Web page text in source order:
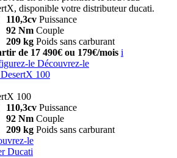
disponible votre distributeur ducati.
110,3cv Puissance
92 Nm Couple
209 kg Poids sans carburant
de 17 490€ ou 179€/mois i
le Découvrez-le
DesertX 100
100
110,3cv Puissance
92 Nm Couple
209 kg Poids sans carburant
le
Ducati